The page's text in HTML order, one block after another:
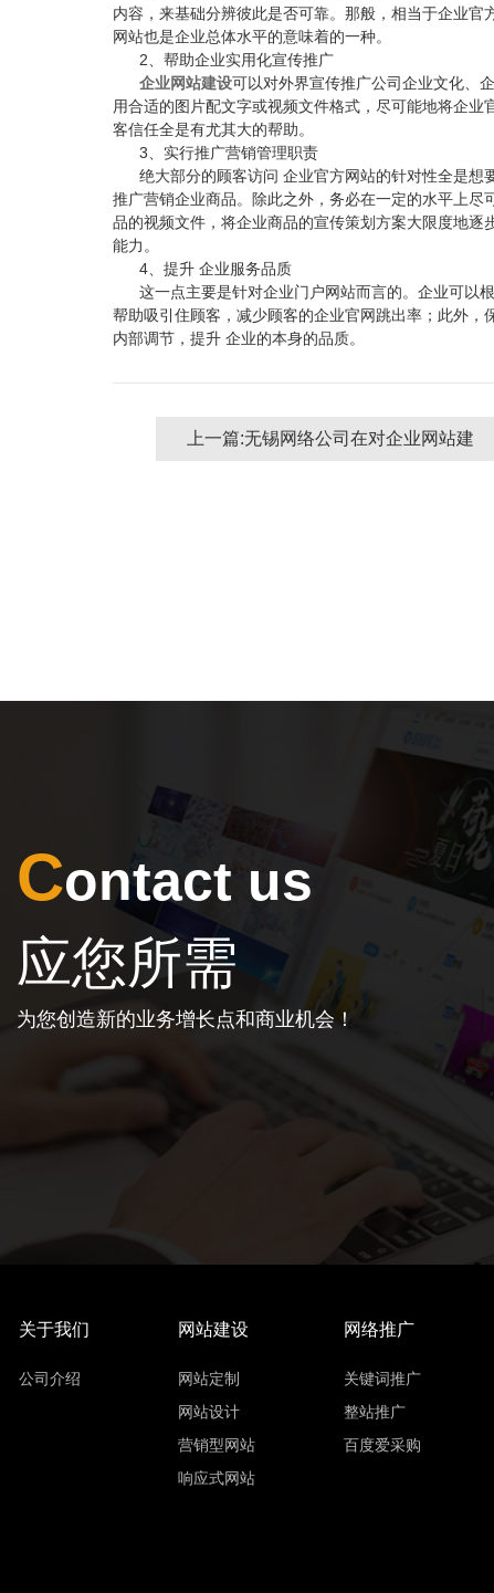
内容，来基础分辨彼此是否可靠。那般，相当于企业
网站也是企业总体水平的意味着的一种。
2、帮助企业实用化宣传推广
企业网站建设可以对外界宣传推广公司企业文化、
用合适的图片配文字或视频文件格式，尽可能地将企
客信任全是有尤其大的帮助。
3、实行推广营销管理职责
绝大部分的顾客访问 企业官方网站的针对性全是
推广营销企业商品。除此之外，务必在一定的水平上
品的视频文件，将企业商品的宣传策划方案大限度地
能力。
4、提升 企业服务品质
这一点主要是针对企业门户网站而言的。企业可以
帮助吸引住顾客，减少顾客的企业官网跳出率；此外
内部调节，提升 企业的本身的品质。
上一篇:无锡网络公司在对企业网站建
Contact us
应您所需
为您创造新的业务增长点和商业机会！
关于我们
公司介绍
网站建设
网站定制
网站设计
营销型网站
响应式网站
网络推广
关键词推广
整站推广
百度爱采购